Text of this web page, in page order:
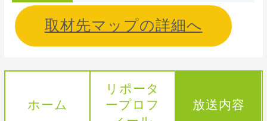
取材先マップの詳細へ
ホーム
リポータ
ープロフ
放送内容